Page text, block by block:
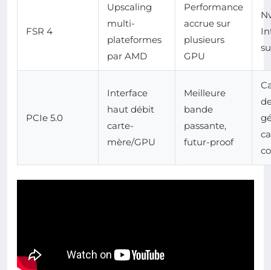
FSR 4
Upscaling
multi-
plateformes
par AMD
Performance
accrue sur
plusieurs
GPU
PCIe 5.0
Interface
haut débit
carte-
mère/GPU
Meilleure
bande
passante,
futur-proof